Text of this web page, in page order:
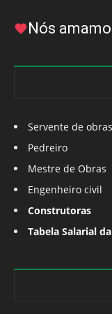
Nós
Servente de obras
Pedreiro
Mestre de Obras
Engenheiro civil
Construtoras
Tabela Salarial